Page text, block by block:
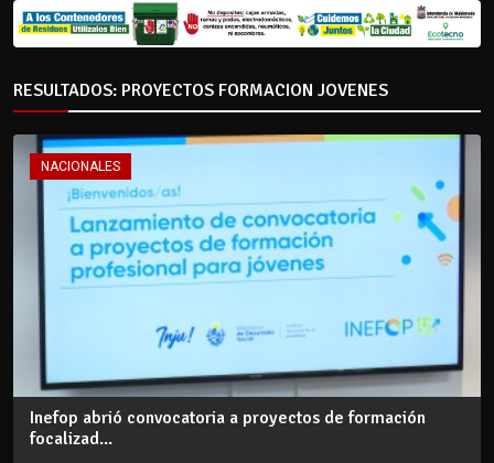
RESULTADOS: PROYECTOS FORMACION JOVENES
NACIONALES
Inefop abrió convocatoria a proyectos de formación
focalizad...